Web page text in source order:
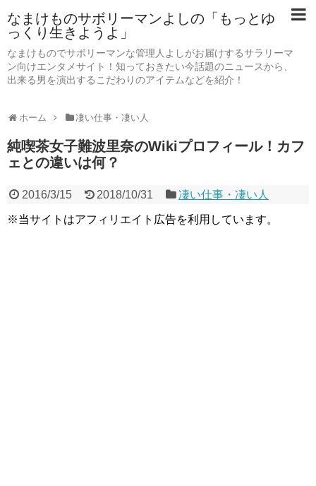
なまけものサボリーマンよしの「もっとゆ
っくり生きようよ」
なまけものでサボリーマンな管理人よしがお届けするサラリーマ
ン向けエンタメサイト！知っておきたい今話題のニュースから、
出来る男を演出するこだわりのアイテムなどを紹介！
ホーム 凄い仕事・凄い人
純喫茶女子難波里奈のWikiプロフィール！カフ
ェとの違いは何？
2016/3/15 2018/10/31 凄い仕事・凄い人
※当サイトはアフィリエイト広告を利用しています。